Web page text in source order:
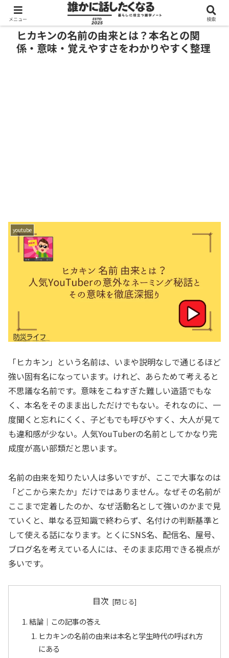
ヒカキンの名前の由来とは？本名との関
係・意味・覚えやすさをわかりやすく整理
youtube
「ヒカキン」という名前は、いまや説明なしで通じるほど
強い固有名になっています。けれど、あらためて考えると
不思議な名前です。意味をこねすぎた難しい造語でもな
く、本名をそのまま出しただけでもない。それなのに、一
度聞くと忘れにくく、子どもでも呼びやすく、大人が見て
も違和感が少ない。人気YouTuberの名前としてかなり完
成度が高い部類だと思います。
名前の由来を知りたい人は多いですが、ここで大事なのは
「どこから来たか」だけではありません。なぜその名前が
ここまで定着したのか、なぜ活動名として強いのかまで見
ていくと、単なる豆知識で終わらず、名付けの判断基準と
して使える話になります。とくにSNS名、配信名、屋号、
ブログ名を考えている人には、そのまま応用できる視点が
多いです。
目次
結論｜この記事の答え
ヒカキンの名前の由来は本名と学生時代の呼ばれ方
にある
メニュー 検索